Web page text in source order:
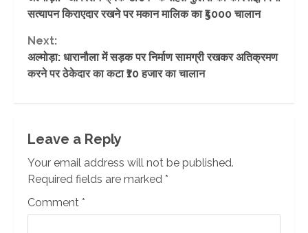
Reading
सत्यापन किराएदार रखने पर मकान मालिक का ₹5000 चालान
Next:
अल्मोड़ा: धारानौला में सड़क पर निर्माण सामग्री रखकर अतिक्रमण
करने पर ठेकेदार का कटा ₹10 हजार का चालान
Leave a Reply
Your email address will not be published.
Required fields are marked *
Comment *